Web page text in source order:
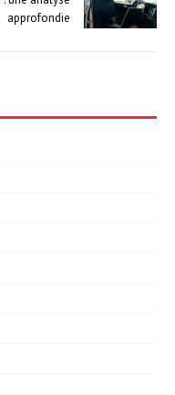
approfondie